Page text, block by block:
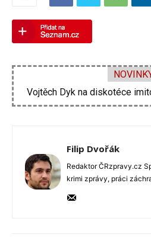
Vojtěch Dyk na diskotéce
Velké problémy Ornelly
Filip Dvořák
Redaktor ČRzpravy.cz
krimi zprávy, práci